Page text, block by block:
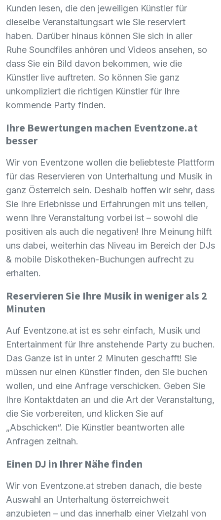
Kunden lesen, die den jeweiligen Künstler für
dieselbe Veranstaltungsart wie Sie reserviert
haben. Darüber hinaus können Sie sich in aller
Ruhe Soundfiles anhören und Videos ansehen, so
dass Sie ein Bild davon bekommen, wie die
Künstler live auftreten. So können Sie ganz
unkompliziert die richtigen Künstler für Ihre
kommende Party finden.
Ihre Bewertungen machen Eventzone.at
besser
Wir von Eventzone wollen die beliebteste Plattform
für das Reservieren von Unterhaltung und Musik in
ganz Österreich sein. Deshalb hoffen wir sehr, dass
Sie Ihre Erlebnisse und Erfahrungen mit uns teilen,
wenn Ihre Veranstaltung vorbei ist – sowohl die
positiven als auch die negativen! Ihre Meinung hilft
uns dabei, weiterhin das Niveau im Bereich der DJs
& mobile Diskotheken-Buchungen aufrecht zu
erhalten.
Reservieren Sie Ihre Musik in weniger als 2
Minuten
Auf Eventzone.at ist es sehr einfach, Musik und
Entertainment für Ihre anstehende Party zu buchen.
Das Ganze ist in unter 2 Minuten geschafft! Sie
müssen nur einen Künstler finden, den Sie buchen
wollen, und eine Anfrage verschicken. Geben Sie
Ihre Kontaktdaten an und die Art der Veranstaltung,
die Sie vorbereiten, und klicken Sie auf
„Abschicken“. Die Künstler beantworten alle
Anfragen zeitnah.
Einen DJ in Ihrer Nähe finden
Wir von Eventzone.at streben danach, die beste
Auswahl an Unterhaltung österreichweit
anzubieten – und das innerhalb einer Vielzahl von